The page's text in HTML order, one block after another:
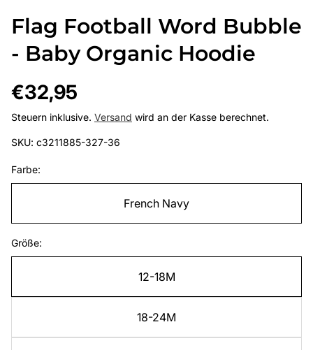
Flag Football Word Bubble
- Baby Organic Hoodie
Regulärer
Preis
€32,95
Steuern inklusive. Versand wird an der Kasse berechnet.
SKU: c3211885-327-36
Farbe:
French Navy
Größe:
12-18M
18-24M